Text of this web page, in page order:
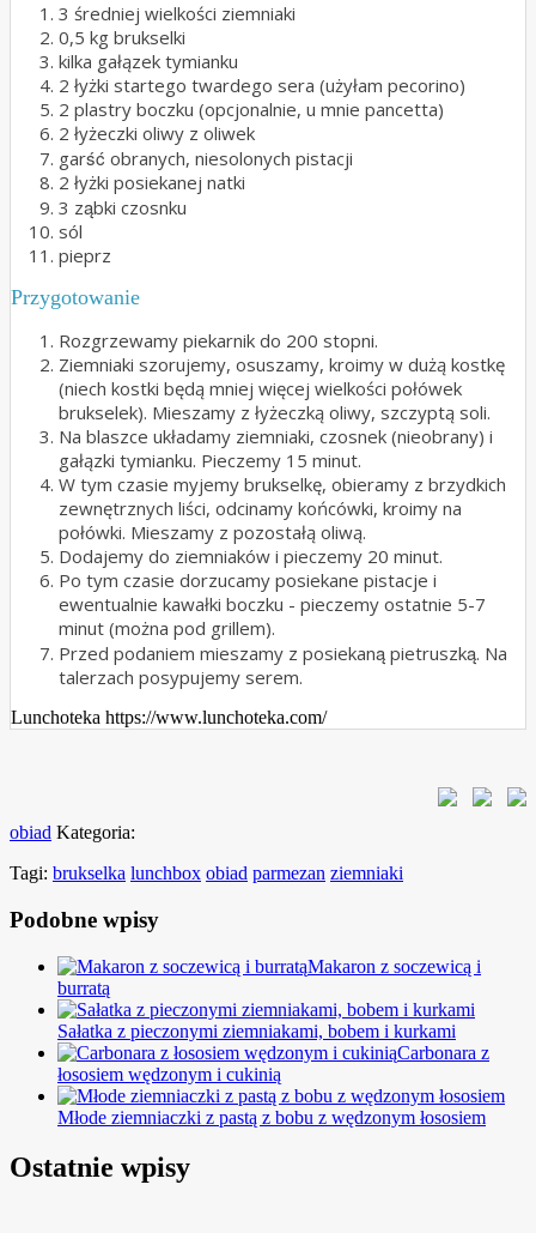
3 średniej wielkości ziemniaki
0,5 kg brukselki
kilka gałązek tymianku
2 łyżki startego twardego sera (użyłam pecorino)
2 plastry boczku (opcjonalnie, u mnie pancetta)
2 łyżeczki oliwy z oliwek
garść obranych, niesolonych pistacji
2 łyżki posiekanej natki
3 ząbki czosnku
sól
pieprz
Przygotowanie
Rozgrzewamy piekarnik do 200 stopni.
Ziemniaki szorujemy, osuszamy, kroimy w dużą kostkę
(niech kostki będą mniej więcej wielkości połówek
brukselek). Mieszamy z łyżeczką oliwy, szczyptą soli.
Na blaszce układamy ziemniaki, czosnek (nieobrany) i
gałązki tymianku. Pieczemy 15 minut.
W tym czasie myjemy brukselkę, obieramy z brzydkich
zewnętrznych liści, odcinamy końcówki, kroimy na
połówki. Mieszamy z pozostałą oliwą.
Dodajemy do ziemniaków i pieczemy 20 minut.
Po tym czasie dorzucamy posiekane pistacje i
ewentualnie kawałki boczku - pieczemy ostatnie 5-7
minut (można pod grillem).
Przed podaniem mieszamy z posiekaną pietruszką. Na
talerzach posypujemy serem.
Lunchoteka https://www.lunchoteka.com/
obiad Kategoria:
Tagi: brukselka lunchbox obiad parmezan ziemniaki
Podobne wpisy
Makaron z soczewicą i
burratą
Sałatka z pieczonymi ziemniakami, bobem i kurkami
Carbonara z
łososiem wędzonym i cukinią
Młode ziemniaczki z pastą z bobu z wędzonym łososiem
Ostatnie wpisy